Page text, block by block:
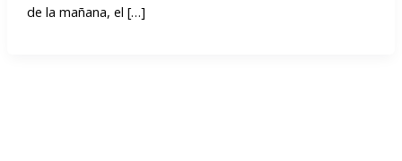
de la mañana, el […]